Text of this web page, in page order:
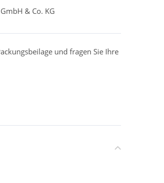
& Co. KG
und fragen Sie Ihre